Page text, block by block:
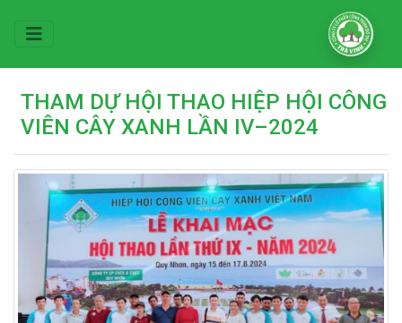
THAM DỰ HỘI THAO HIỆP HỘI CÔNG
VIÊN CÂY XANH LẦN IV–2024